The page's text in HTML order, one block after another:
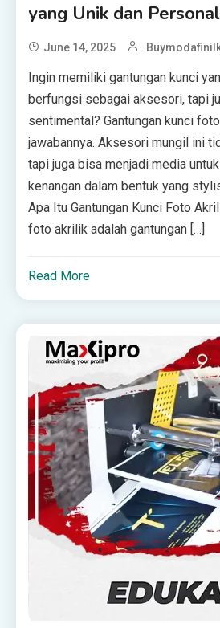
yang Unik dan
June 14, 2025
Ingin memiliki gantungan kunci
berfungsi sebagai aksesori, tapi
sentimental? Gantungan kunci
jawabannya. Aksesori mungil ini
tapi juga bisa menjadi media
kenangan dalam bentuk yang
Apa Itu Gantungan Kunci Foto
foto akrilik adalah gantungan […]
Read More